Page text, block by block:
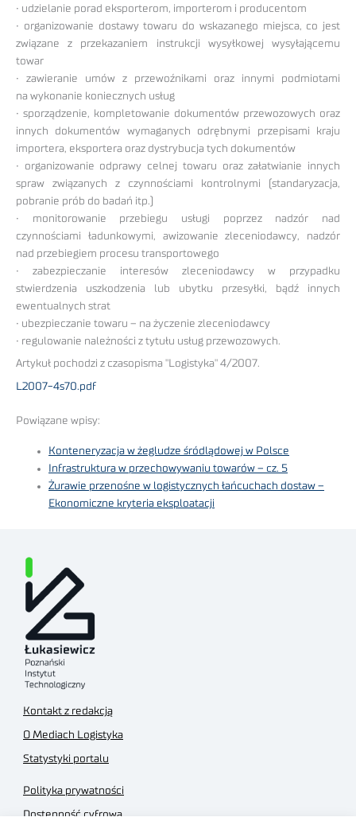
• udzielanie porad eksporterom, importerom i producentom
• organizowanie dostawy towaru do wskazanego miejsca, co jest
związane z przekazaniem instrukcji wysyłkowej wysyłającemu
towar
• zawieranie umów z przewoźnikami oraz innymi podmiotami
na wykonanie koniecznych usług
• sporządzenie, kompletowanie dokumentów przewozowych oraz
innych dokumentów wymaganych odrębnymi przepisami kraju
importera, eksportera oraz dystrybucja tych dokumentów
• organizowanie odprawy celnej towaru oraz załatwianie innych
spraw związanych z czynnościami kontrolnymi (standaryzacja,
pobranie prób do badań itp.)
• monitorowanie przebiegu usługi poprzez nadzór nad
czynnościami ładunkowymi, awizowanie zleceniodawcy, nadzór
nad przebiegiem procesu transportowego
• zabezpieczanie interesów zleceniodawcy w przypadku
stwierdzenia uszkodzenia lub ubytku przesyłki, bądź innych
ewentualnych strat
• ubezpieczanie towaru – na życzenie zleceniodawcy
• regulowanie należności z tytułu usług przewozowych.
Artykuł pochodzi z czasopisma "Logistyka" 4/2007.
L2007-4s70.pdf
Powiązane wpisy:
Konteneryzacja w żegludze śródlądowej w Polsce
Infrastruktura w przechowywaniu towarów – cz. 5
Żurawie przenośne w logistycznych łańcuchach dostaw –
Ekonomiczne kryteria eksploatacji
Kontakt z redakcją
O Mediach Logistyka
Statystyki portalu
Polityka prywatności
Dostępność cyfrowa